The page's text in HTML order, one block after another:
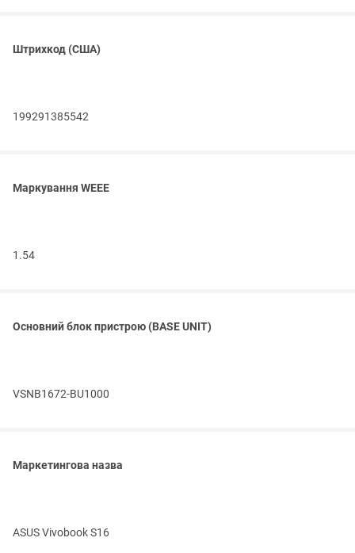
Штрихкод (США)
199291385542
Маркування WEEE
1.54
Основний блок пристрою (BASE UNIT)
VSNB1672-BU1000
Маркетингова назва
ASUS Vivobook S16